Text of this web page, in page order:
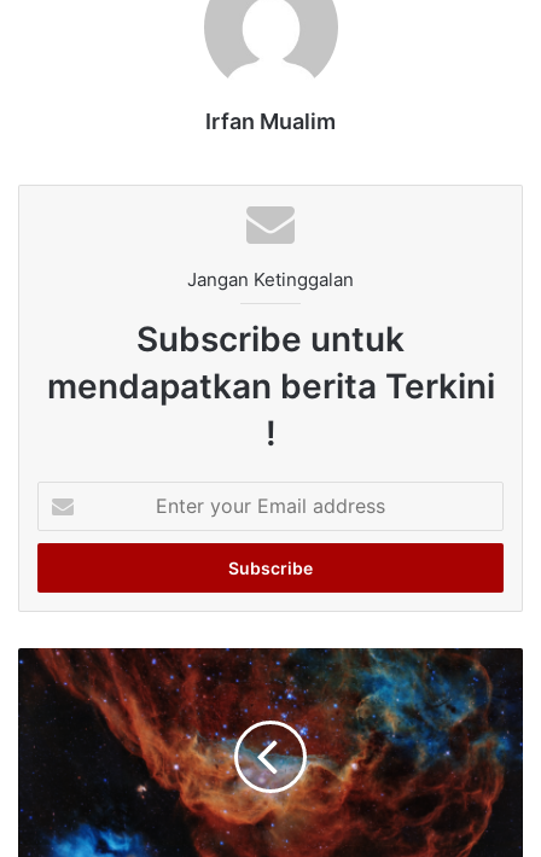
Irfan Mualim
Jangan Ketinggalan
Subscribe untuk
mendapatkan berita Terkini
!
your
Email